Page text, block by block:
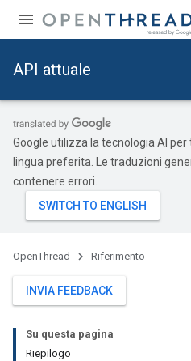
API attuale
Google utilizza la tecnologia AI
lingua preferita. Le traduzioni
contenere errori.
OpenThread Riferimento
INVIA FEEDBACK
Su questa pagina
Riepilogo